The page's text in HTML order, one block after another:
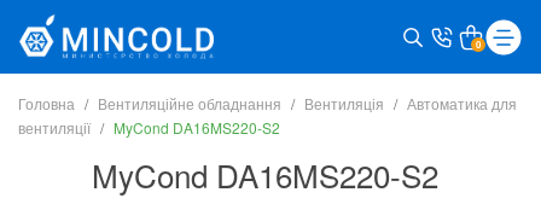
0
Головна Вентиляційне обладнання Вентиляція
Автоматика для
вентиляції
MyCond DA16MS220-S2
MyCond DA16MS220-S2